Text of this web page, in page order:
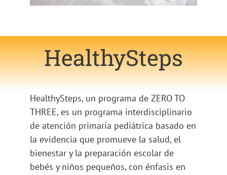
HealthySteps
HealthySteps, un programa de ZERO TO
THREE, es un programa interdisciplinario
de atención primaria pediátrica basado en
la evidencia que promueve la salud, el
bienestar y la preparación escolar de
bebés y niños pequeños, con énfasis en